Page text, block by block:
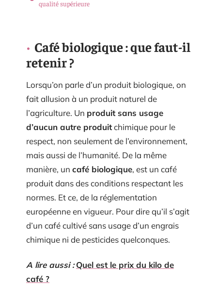
qualité supérieure
Café biologique : que faut-il
retenir ?
Lorsqu’on parle d’un produit biologique, on
fait allusion à un produit naturel de
l’agriculture. Un produit sans usage
d’aucun autre produitchimique pour le
respect, non seulement de l’environnement,
mais aussi de l’humanité. De la même
manière, un café biologique, est un café
produit dans des conditions respectant les
normes. Et ce, de la réglementation
européenne en vigueur. Pour dire qu’il s’agit
d’un café cultivé sans usage d’un engrais
chimique ni de pesticides quelconques.
A lire aussi : Quel est le prix du kilo de
café ?